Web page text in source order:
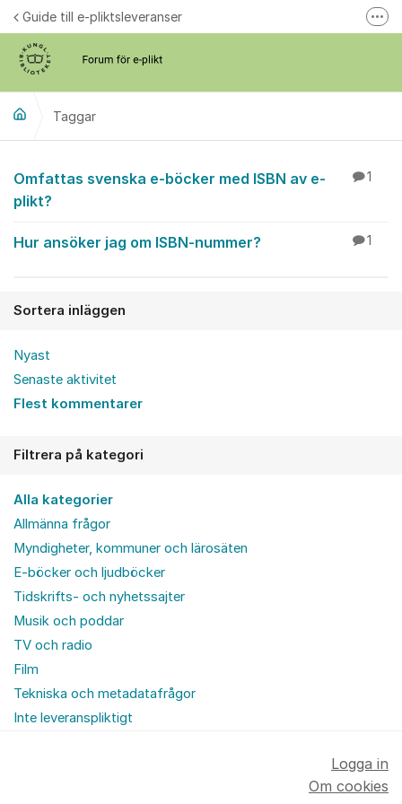
Hoppa till innehåll
Guide till e-pliktsleveranser
Taggar
Omfattas svenska e-böcker med ISBN av e-
plikt?
1
Hur ansöker jag om ISBN-nummer? 1
Sortera inläggen
Nyast
Senaste aktivitet
Flest kommentarer
Filtrera på kategori
Alla kategorier
Allmänna frågor
Myndigheter, kommuner och lärosäten
E-böcker och ljudböcker
Tidskrifts- och nyhetssajter
Musik och poddar
TV och radio
Film
Tekniska och metadatafrågor
Inte leveranspliktigt
Logga in
Om cookies